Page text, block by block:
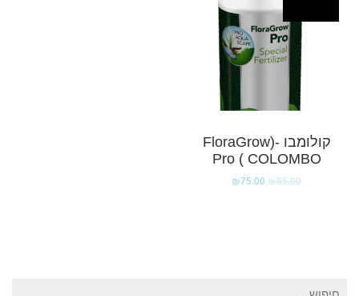
קולומבו -(FloraGrow
Pro ( COLOMBO
₪85.00
₪75.00
חיפוש